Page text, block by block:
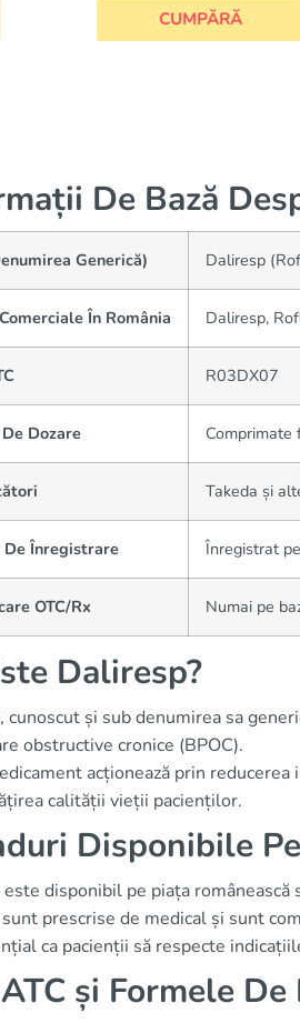
De Bază
Generică) Daliresp
În România Daliresp,
R03DX07
Dozare
Takeda și
De Înregistrare Înregistrat
OTC/Rx Numai pe
Daliresp?
cunoscut și sub denumirea sa
obstructive cronice (BPOC).
acționează prin
calității vieții pacienților.
Disponibile
disponibil pe piața românească
prescrise de medical și sunt
ca pacienții să respecte
și Formele De